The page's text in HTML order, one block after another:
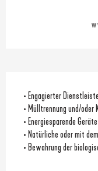
• Engagierter
• Mülltrennung und/oder
• Energiesparende Geräte
• Natürliche oder mit
• Bewahrung der